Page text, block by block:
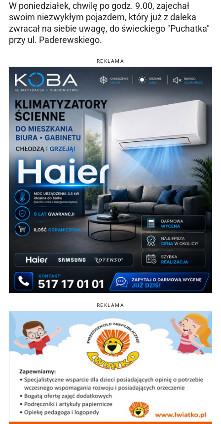
W poniedziałek, chwilę po godz. 9.00, zajechał
swoim niezwykłym pojazdem, który już z daleka
zwracał na siebie uwagę, do świeckiego "Puchatka"
przy ul. Paderewskiego.
REKLAMA
REKLAMA